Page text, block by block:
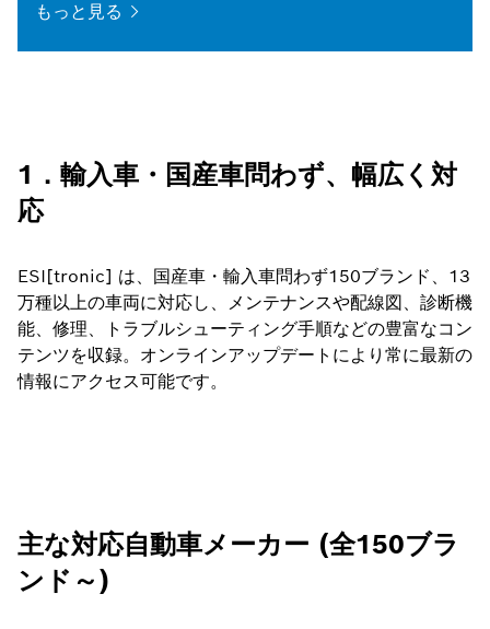
もっと見る
1．輸入車・国産車問わず、幅広く対
応
ESI[tronic] は、国産車・輸入車問わず150ブランド、13
万種以上の車両に対応し、メンテナンスや配線図、診断機
能、修理、トラブルシューティング手順などの豊富なコン
テンツを収録。オンラインアップデートにより常に最新の
情報にアクセス可能です。
主な対応自動車メーカー (全150ブラ
ンド～)